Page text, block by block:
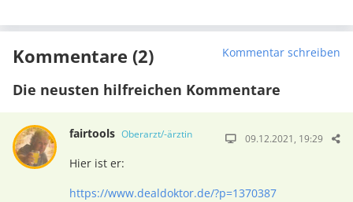
Kommentare (2) Kommentar schreiben
Die neusten hilfreichen Kommentare
fairtools Oberarzt/-ärztin 09.12.2021, 19:29
Hier ist er:
https://www.dealdoktor.de/?p=1370387